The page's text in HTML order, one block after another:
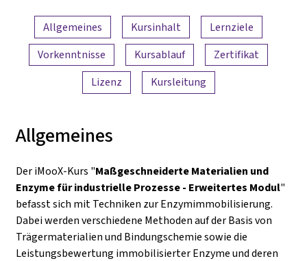
Inhaltsübersicht
Allgemeines Kursinhalt
Lernziele
Vorkenntnisse
Kursablauf
Zertifikat
Lizenz
Kursleitung
Allgemeines
Der iMooX-Kurs "Maßgeschneiderte Materialien und
Enzyme für industrielle Prozesse - Erweitertes Modul"
befasst sich mit Techniken zur Enzymimmobilisierung.
Dabei werden verschiedene Methoden auf der Basis von
Trägermaterialien und Bindungschemie sowie die
Leistungsbewertung immobilisierter Enzyme und deren